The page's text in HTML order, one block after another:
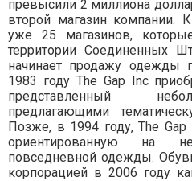
превысили 2 миллиона
второй магазин компании.
уже 25 магазинов,
территории Соединенных
начинает продажу одежды
1983 году The Gap Inc
представленный
предлагающими
Позже, в 1994 году, The Gap
ориентированную на
повседневной одежды.
корпорацией в 2006 году